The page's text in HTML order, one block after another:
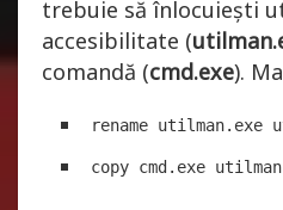
trebuie să înlocuiești
accesibilitate (
comandă (cmd.exe).
rename utilman.exe
copy cmd.exe